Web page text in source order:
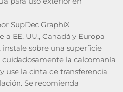
SupDec GraphiX
EE. UU., Canadá y Europa
instale sobre una superficie
cuidadosamente la calcomanía
use la cinta de transferencia
Se recomienda